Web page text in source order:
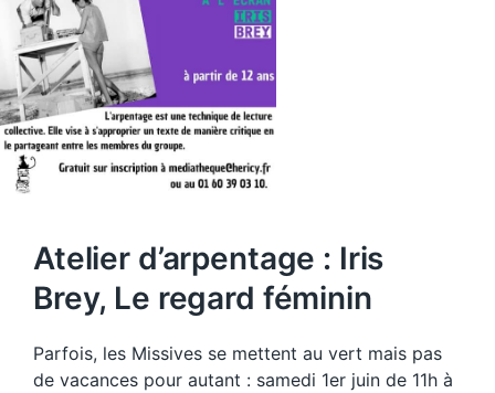
Atelier d’arpentage : Iris
Brey, Le regard féminin
Parfois, les Missives se mettent au vert mais pas
de vacances pour autant : samedi 1er juin de 11h à